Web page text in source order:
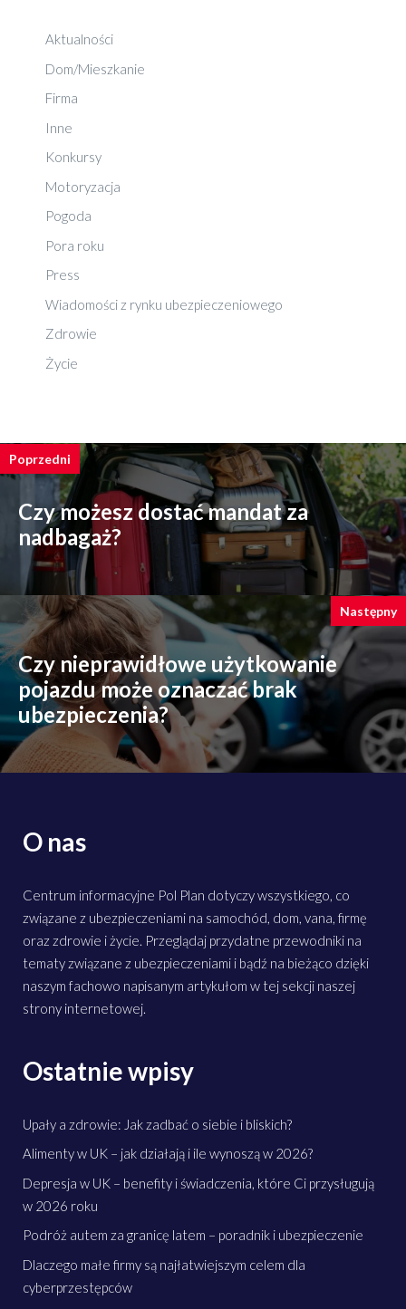
Aktualności
Dom/Mieszkanie
Firma
Inne
Konkursy
Motoryzacja
Pogoda
Pora roku
Press
Wiadomości z rynku ubezpieczeniowego
Zdrowie
Życie
Poprzedni
Czy możesz dostać mandat za
nadbagaż?
Następny
Czy nieprawidłowe użytkowanie
pojazdu może oznaczać brak
ubezpieczenia?
O nas
Centrum informacyjne Pol Plan dotyczy wszystkiego, co
związane z ubezpieczeniami na samochód, dom, vana, firmę
oraz zdrowie i życie. Przeglądaj przydatne przewodniki na
tematy związane z ubezpieczeniami i bądź na bieżąco dzięki
naszym fachowo napisanym artykułom w tej sekcji naszej
strony internetowej.
Ostatnie wpisy
Upały a zdrowie: Jak zadbać o siebie i bliskich?
Alimenty w UK – jak działają i ile wynoszą w 2026?
Depresja w UK – benefity i świadczenia, które Ci przysługują
w 2026 roku
Podróż autem za granicę latem – poradnik i ubezpieczenie
Dlaczego małe firmy są najłatwiejszym celem dla
cyberprzestępców